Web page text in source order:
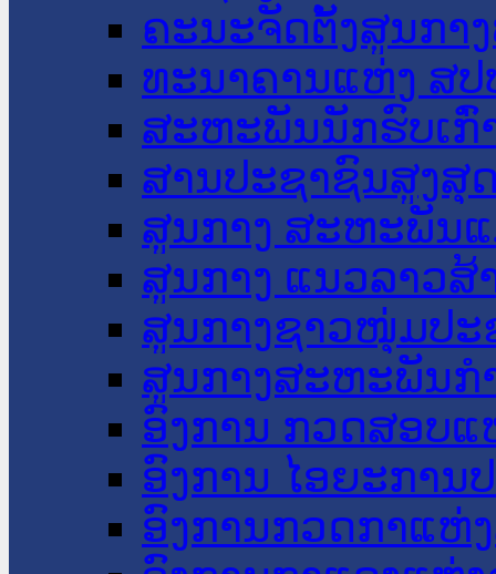
ຄະນະຈັດຕັ້ງສູນກາ
ທະນາຄານແຫ່ງ ສປ
ສະຫະພັນນັກຮົບເກົ່
ສານປະຊາຊົນສູງສຸ
ສູນກາງ ສະຫະພັນ
ສູນກາງ ແນວລາວສ້
ສູນກາງຊາວໜຸ່ມປະ
ສູນກາງສະຫະພັນກ
ອົງການ ກວດສອບແ
ອົງການ ໄອຍະການ
ອົງການກວດກາແຫ່